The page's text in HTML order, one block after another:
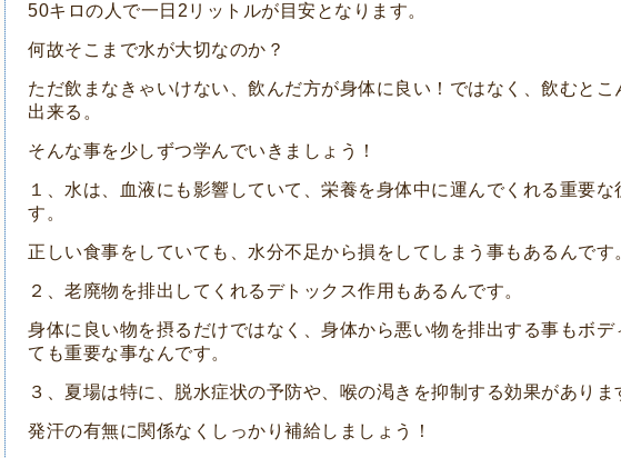
50キロの人で一日2リットルが目安となります。
何故そこまで水が大切なのか？
ただ飲まなきゃいけない、飲んだ方が身体に良い！ではなく、飲むとこ
出来る。
そんな事を少しずつ学んでいきましょう！
１、水は、血液にも影響していて、栄養を身体中に運んでくれる重要な
す。
正しい食事をしていても、水分不足から損をしてしまう事もあるんです
２、老廃物を排出してくれるデトックス作用もあるんです。
身体に良い物を摂るだけではなく、身体から悪い物を排出する事もボデ
ても重要な事なんです。
３、夏場は特に、脱水症状の予防や、喉の渇きを抑制する効果がありま
発汗の有無に関係なくしっかり補給しましょう！